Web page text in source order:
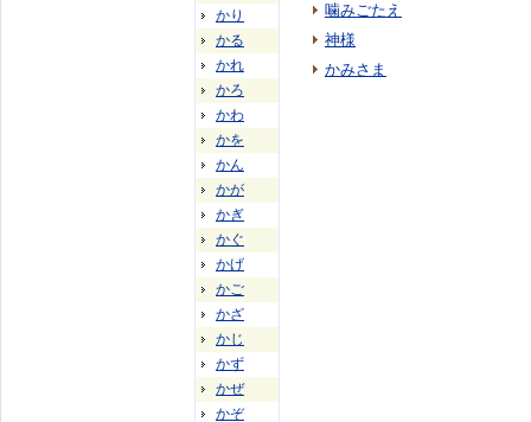
かり
かる
かれ
かろ
かわ
かを
かん
かが
かぎ
かぐ
かげ
かご
かざ
かじ
かず
かぜ
かぞ
噛みごたえ
神様
かみさま